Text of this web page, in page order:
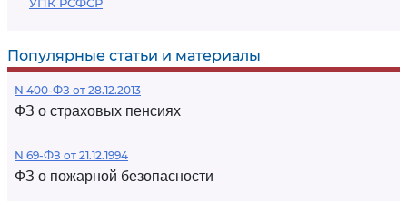
Популярные статьи и материалы
N 400-ФЗ от 28.12.2013
ФЗ о страховых пенсиях
N 69-ФЗ от 21.12.1994
ФЗ о пожарной безопасности